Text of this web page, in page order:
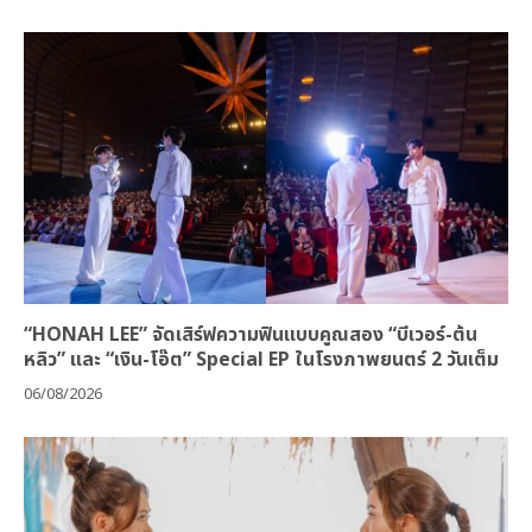
“HONAH LEE” จัดเสิร์ฟความฟินแบบคูณสอง “บีเวอร์-ต้น
หลิว” และ “เงิน-โอ๊ต” Special EP ในโรงภาพยนตร์ 2 วันเต็ม
06/08/2026